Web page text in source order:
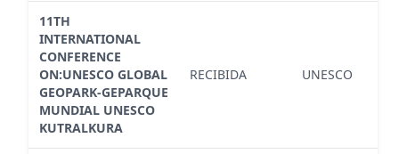
11TH
INTERNATIONAL
CONFERENCE
ON:UNESCO GLOBAL
GEOPARK-GEPARQUE
MUNDIAL UNESCO
KUTRALKURA
RECIBIDA UNESCO